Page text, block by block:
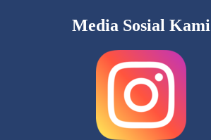
Media Sosial Kami